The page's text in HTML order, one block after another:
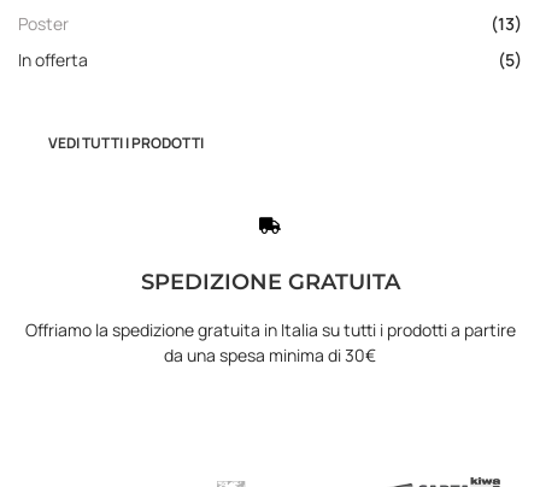
Poster
(13)
In offerta
(5)
VEDI TUTTI I PRODOTTI
SPEDIZIONE GRATUITA
Offriamo la spedizione gratuita in Italia su tutti i prodotti a partire
da una spesa minima di 30€